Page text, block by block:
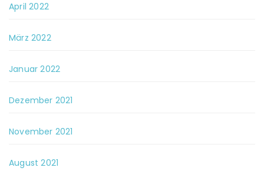
April 2022
März 2022
Januar 2022
Dezember 2021
November 2021
August 2021